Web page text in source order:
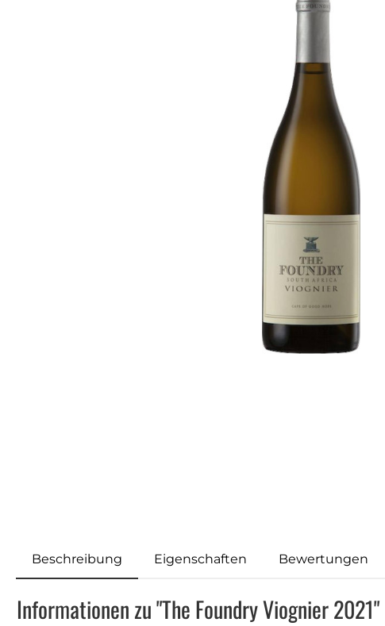
Beschreibung Eigenschaften Bewertungen
Informationen zu "The Foundry Viognier 2021"